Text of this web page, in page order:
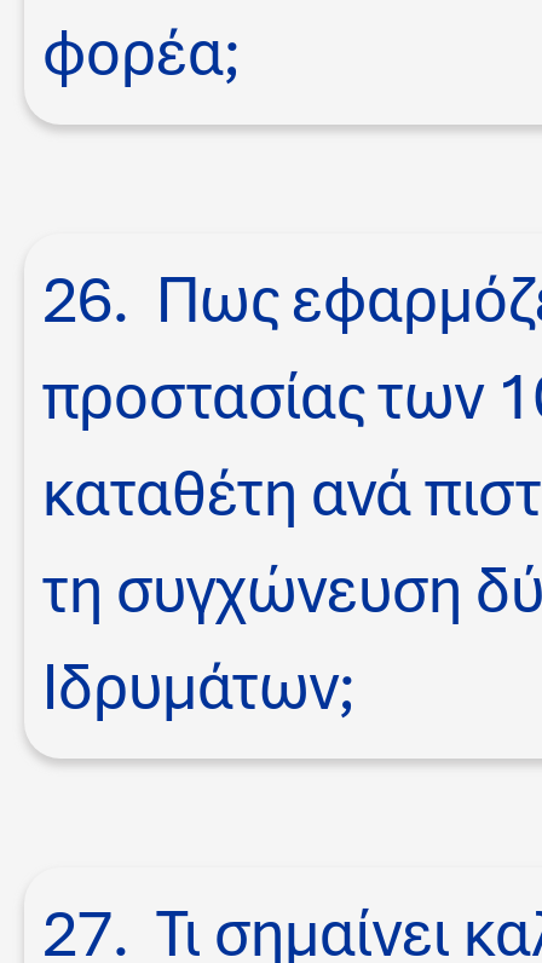
φορέα;
26. Πως
προστασίας των
καταθέτη ανά
τη συγχώνευση
Ιδρυμάτων;
27. Τι σημαίνει